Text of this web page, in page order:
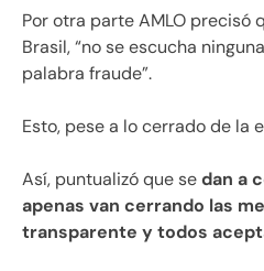
Por otra parte AMLO precisó
Brasil, “no se escucha
palabra fraude”.
Esto, pese a lo cerrado de la
Así, puntualizó que sedan a
apenas van cerrando las
transparente y todos